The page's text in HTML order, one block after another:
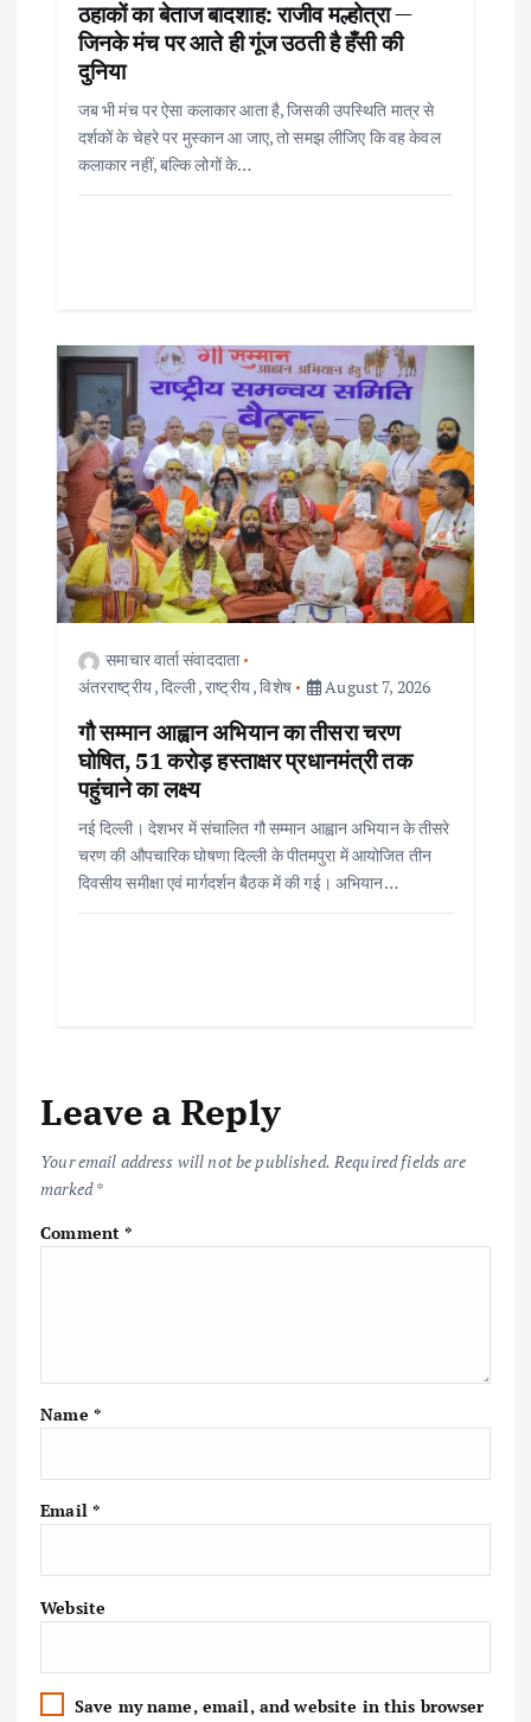
ठहाकों का बेताज बादशाह: राजीव मल्होत्रा —
जिनके मंच पर आते ही गूंज उठती है हँसी की
दुनिया
जब भी मंच पर ऐसा कलाकार आता है, जिसकी उपस्थिति मात्र से
दर्शकों के चेहरे पर मुस्कान आ जाए, तो समझ लीजिए कि वह केवल
कलाकार नहीं, बल्कि लोगों के…
समाचार वार्ता संवाददाता
अंतरराष्ट्रीय,दिल्ली,राष्ट्रीय,विशेष August 7, 2026
गौ सम्मान आह्वान अभियान का तीसरा चरण
घोषित, 51 करोड़ हस्ताक्षर प्रधानमंत्री तक
पहुंचाने का लक्ष्य
नई दिल्ली। देशभर में संचालित गौ सम्मान आह्वान अभियान के तीसरे
चरण की औपचारिक घोषणा दिल्ली के पीतमपुरा में आयोजित तीन
दिवसीय समीक्षा एवं मार्गदर्शन बैठक में की गई। अभियान…
Leave a Reply
Your email address will not be published. Required fields are
marked*
Comment*
Name *
Email *
Website
Save my name, email, and website in this browser